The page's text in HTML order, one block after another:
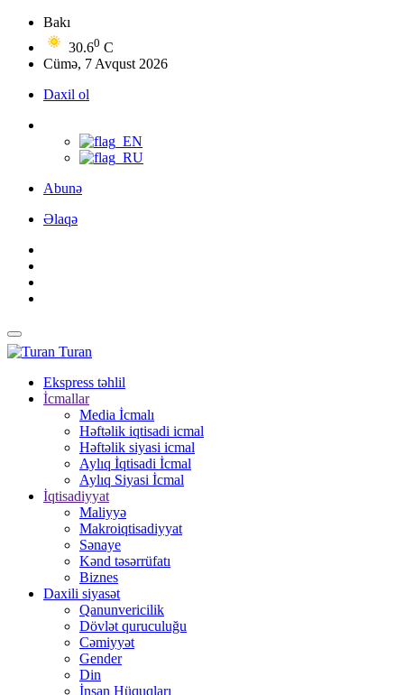
Bakı
30.60 C
Cümə, 7 Avqust 2026
Daxil ol
Abunə
Əlaqə
Turan
Ekspress təhlil
İcmallar
Media İcmalı
Həftəlik iqtisadi icmal
Həftəlik siyasi icmal
Aylıq İqtisadi İcmal
Aylıq Siyasi İcmal
İqtisadiyyat
Maliyyə
Makroiqtisadiyyat
Sənaye
Kənd təsərrüfatı
Biznes
Daxili siyasət
Qanunvericilik
Dövlət quruculuğu
Cəmiyyət
Gender
Din
İnsan Hüquqları